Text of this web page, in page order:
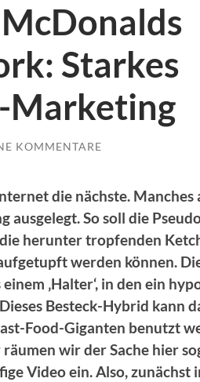
Starkes
Marketing
KOMMENTARE
die nächste. Manches
So soll die
herunter tropfenden
werden können. Die
‚Halter‘, in den ein
Besteck-Hybrid kann
Food-Giganten benutzt
wir der Sache hier
Video ein. Also, zunächst